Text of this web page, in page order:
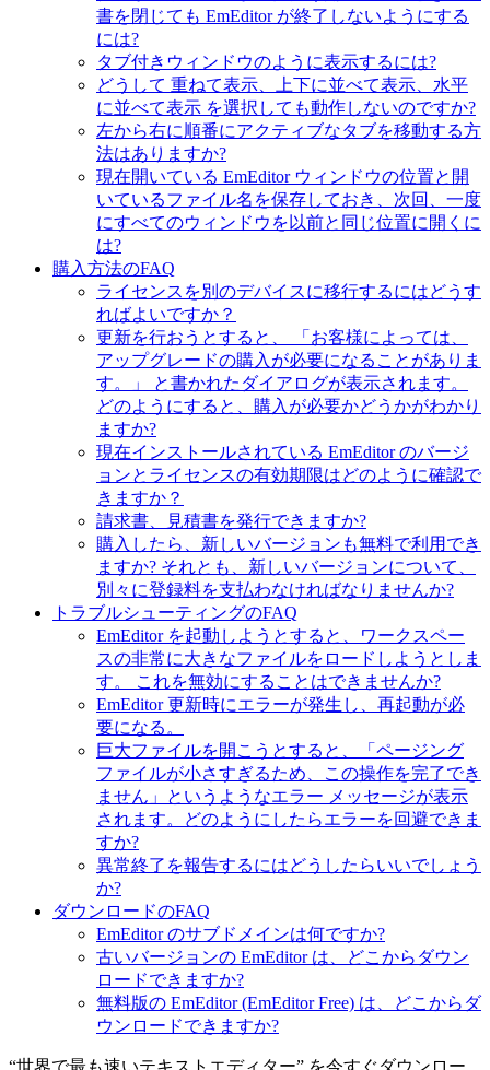
書を閉じても EmEditor が終了しないようにする
には?
タブ付きウィンドウのように表示するには?
どうして 重ねて表示、上下に並べて表示、水平
に並べて表示 を選択しても動作しないのですか?
左から右に順番にアクティブなタブを移動する方
法はありますか?
現在開いている EmEditor ウィンドウの位置と開
いているファイル名を保存しておき、次回、一度
にすべてのウィンドウを以前と同じ位置に開くに
は?
購入方法のFAQ
ライセンスを別のデバイスに移行するにはどうす
ればよいですか？
更新を行おうとすると、 「お客様によっては、
アップグレードの購入が必要になることがありま
す。」 と書かれたダイアログが表示されます。
どのようにすると、購入が必要かどうかがわかり
ますか?
現在インストールされている EmEditor のバージ
ョンとライセンスの有効期限はどのように確認で
きますか？
請求書、見積書を発行できますか?
購入したら、新しいバージョンも無料で利用でき
ますか? それとも、新しいバージョンについて、
別々に登録料を支払わなければなりませんか?
トラブルシューティングのFAQ
EmEditor を起動しようとすると、ワークスペー
スの非常に大きなファイルをロードしようとしま
す。 これを無効にすることはできませんか?
EmEditor 更新時にエラーが発生し、再起動が必
要になる。
巨大ファイルを開こうとすると、「ページング
ファイルが小さすぎるため、この操作を完了でき
ません」というようなエラー メッセージが表示
されます。どのようにしたらエラーを回避できま
すか?
異常終了を報告するにはどうしたらいいでしょう
か?
ダウンロードのFAQ
EmEditor のサブドメインは何ですか?
古いバージョンの EmEditor は、どこからダウン
ロードできますか?
無料版の EmEditor (EmEditor Free) は、どこからダ
ウンロードできますか?